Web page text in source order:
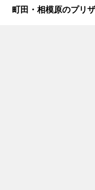
町田・相模原のプリ